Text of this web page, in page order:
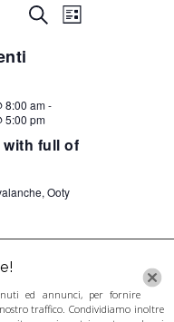
Eventi
e
Navigazione
CERCAEvento
Viste
LISTA
8:00 am-
5:00 pm
with full of
Ooty
ed annunci, per fornire
traffico. Condividiamo inoltre